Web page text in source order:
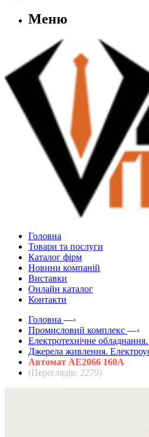
Меню
Головна
Товари та послуги
Каталог фірм
Новини компаній
Виставки
Онлайн каталог
Контакти
Головна —›
Промисловий комплекс —›
Електротехнічне
Джерела живлення.
Автомат АЕ2066 160А
(Переглядів: 2279)